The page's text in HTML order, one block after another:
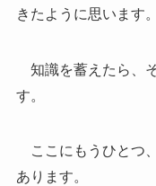
きたように思います。
知識を蓄えたら、
す。
ここにもうひとつ
あります。